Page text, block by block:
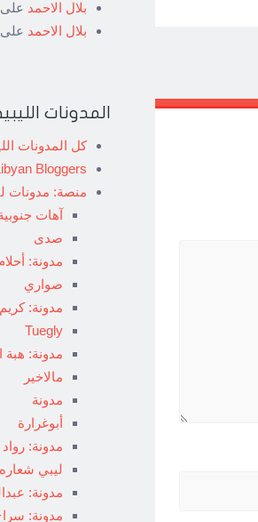
بلال الاحمد على
بلال الاحمد على
المدونات
كل المدونات
Bloggers
منصة: مدونات
آهات
صدى
مدونة:
صواري
مدونة: كريم
Tuegly
مدونة: هبة
مالاخير
مدونة
أبوغرارة
مدونة:
ليبي
مدونة:
مدونة: